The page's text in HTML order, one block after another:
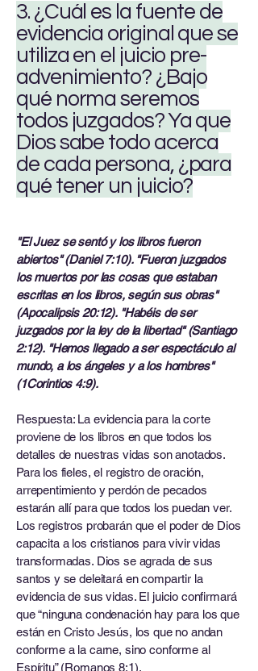
3. ¿Cuál es la fuente de
evidencia original que se
utiliza en el juicio pre-
advenimiento? ¿Bajo
qué norma seremos
todos juzgados? Ya que
Dios sabe todo acerca
de cada persona, ¿para
qué tener un juicio?
"El Juez se sentó y los libros fueron
abiertos" (Daniel 7:10). "Fueron juzgados
los muertos por las cosas que estaban
escritas en los libros, según sus obras"
(Apocalipsis 20:12). "Habéis de ser
juzgados por la ley de la libertad" (Santiago
2:12). "Hemos llegado a ser espectáculo al
mundo, a los ángeles y a los hombres"
(1Corintios 4:9).
Respuesta: La evidencia para la corte
proviene de los libros en que todos los
detalles de nuestras vidas son anotados.
Para los fieles, el registro de oración,
arrepentimiento y perdón de pecados
estarán allí para que todos los puedan ver.
Los registros probarán que el poder de Dios
capacita a los cristianos para vivir vidas
transformadas. Dios se agrada de sus
santos y se deleitará en compartir la
evidencia de sus vidas. El juicio confirmará
que “ninguna condenación hay para los que
están en Cristo Jesús, los que no andan
conforme a la carne, sino conforme al
Espíritu” (Romanos 8:1).